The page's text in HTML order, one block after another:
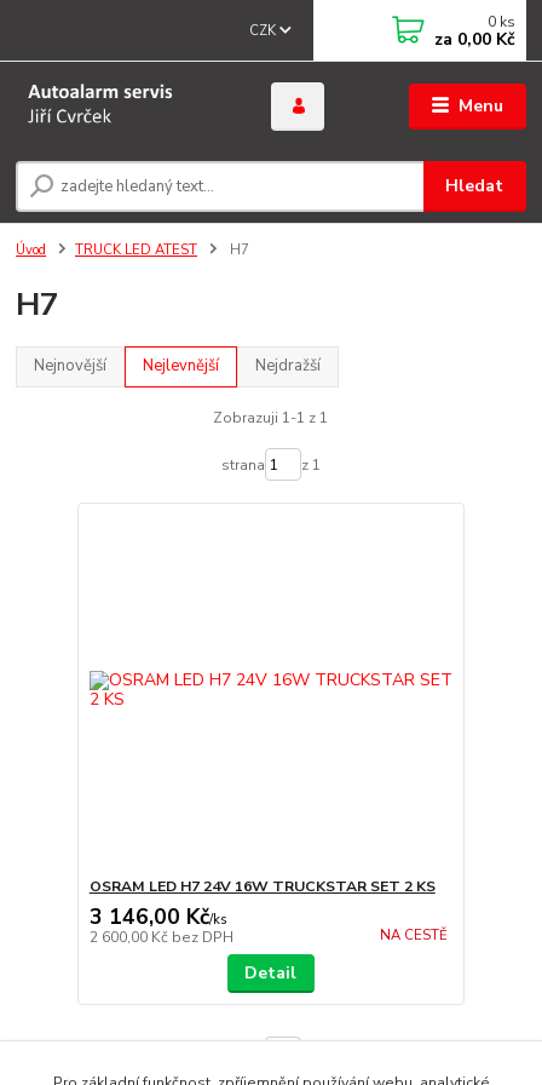
Menu
CZK
Hledat
0 ks
za 0,00 Kč
Úvod TRUCK LED ATEST H7
H7
Nejnovější Nejlevnější Nejdražší
Zobrazuji 1-1 z 1
strana z 1
OSRAM LED H7 24V 16W TRUCKSTAR SET 2 KS
3 146,00 Kč/ks
2 600,00 Kč bez DPH NA CESTĚ
Detail